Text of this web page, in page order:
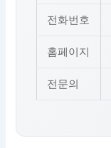
전화번호
홈페이지
전문의